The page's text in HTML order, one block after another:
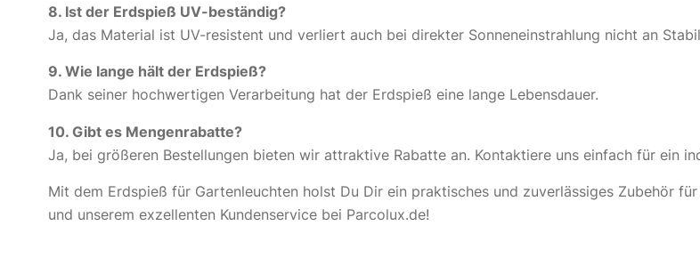
8. Ist der Erdspieß UV-beständig?
Ja, das Material ist UV-resistent und verliert auch bei direkter Sonneneinstrahlung nicht an
9. Wie lange hält der Erdspieß?
Dank seiner hochwertigen Verarbeitung hat der Erdspieß eine lange Lebensdauer.
10. Gibt es Mengenrabatte?
Ja, bei größeren Bestellungen bieten wir attraktive Rabatte an. Kontaktiere uns einfach für ein
Mit dem Erdspieß für Gartenleuchten holst Du Dir ein praktisches und zuverlässiges Zubehör
und unserem exzellenten Kundenservice bei Parcolux.de!